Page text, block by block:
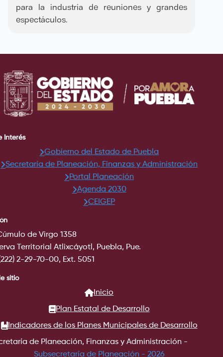
para la industria de reuniones y grandes
espectáculos.
Interés
Gobierno del Estado de Puebla
Secretaría de Planeación, Finanzas y Administración
Portal Planeación
Agenda 2030
CEIGEP
de Virgo 1358
Territorial Atlixcáyotl, Puebla, Pue.
2-29-70-00, Ext. 5051
sitio
Inicio
Plan Estatal de Desarrollo
Indicadores de los Planes Municipales de Desarrollo
de Planeación, Finanzas y Administración -
Subsecretaría de Planeación - 2026